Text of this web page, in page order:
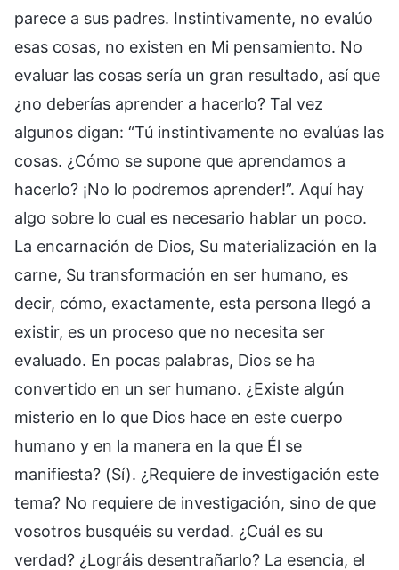
parece a sus padres. Instintivamente, no evalúo
esas cosas, no existen en Mi pensamiento. No
evaluar las cosas sería un gran resultado, así que
¿no deberías aprender a hacerlo? Tal vez
algunos digan: “Tú instintivamente no evalúas las
cosas. ¿Cómo se supone que aprendamos a
hacerlo? ¡No lo podremos aprender!”. Aquí hay
algo sobre lo cual es necesario hablar un poco.
La encarnación de Dios, Su materialización en la
carne, Su transformación en ser humano, es
decir, cómo, exactamente, esta persona llegó a
existir, es un proceso que no necesita ser
evaluado. En pocas palabras, Dios se ha
convertido en un ser humano. ¿Existe algún
misterio en lo que Dios hace en este cuerpo
humano y en la manera en la que Él se
manifiesta? (Sí). ¿Requiere de investigación este
tema? No requiere de investigación, sino de que
vosotros busquéis su verdad. ¿Cuál es su
verdad? ¿Lográis desentrañarlo? La esencia, el